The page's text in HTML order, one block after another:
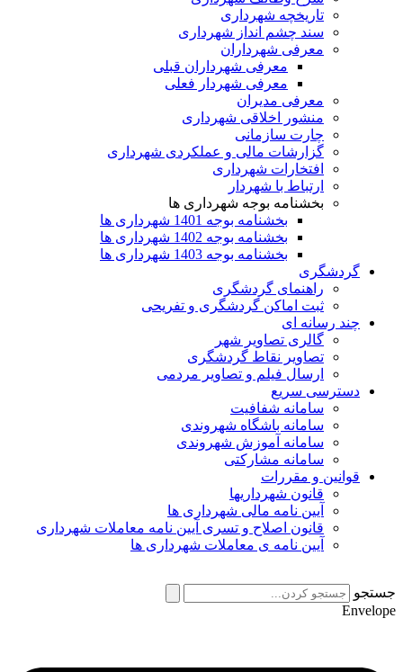
تاریخچه شهرداری
سند چشم انداز شهرداری
معرفی شهرداران
معرفی شهرداران قبلی
معرفی شهردار فعلی
معرفی مدیران
منشور اخلاقی شهرداری
چارت سازمانی
گزارشات مالی و عملکردی شهرداری
افتخارات شهرداری
ارتباط با شهردار
بخشنامه بوجه شهرداری ها
بخشنامه بوجه 1401 شهرداری ها
بخشنامه بوجه 1402 شهرداری ها
بخشنامه بوجه 1403 شهرداری ها
گردشگری
راهنمای گردشگری
ثبت اماکن گردشگری و تفریحی
چند رسانه ای
گالری تصاویر شهر
تصاویر نقاط گردشگری
ارسال فیلم و تصاویر مردمی
دسترسی سریع
سامانه شفافیت
سامانه باشگاه شهروندی
سامانه آموزش شهروندی
سامانه مشارکتی
قوانین و مقررات
قانون شهرداریها
آیین نامه مالی شهرداری ها
قانون اصلاح و تسری آیین نامه معاملات شهرداری
آیین نامه ی معاملات شهرداری ها
جستجو
Envelope